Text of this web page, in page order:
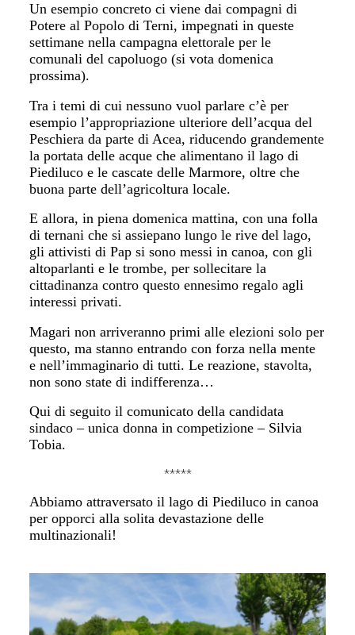
Un esempio concreto ci viene dai compagni di
Potere al Popolo di Terni, impegnati in queste
settimane nella campagna elettorale per le
comunali del capoluogo (si vota domenica
prossima).
Tra i temi di cui nessuno vuol parlare c’è per
esempio l’appropriazione ulteriore dell’acqua del
Peschiera da parte di Acea, riducendo grandemente
la portata delle acque che alimentano il lago di
Piediluco e le cascatedelle Marmore, oltre che
buona parte dell’agricoltura locale.
E allora, in piena domenica mattina, con una folla
di ternani che si assiepano lungo le rive del lago,
gli attivisti di Pap si sono messi in canoa, con gli
altoparlanti e le trombe, per sollecitare la
cittadinanza contro questo ennesimo regalo agli
interessi privati.
Magari non arriveranno primi alle elezioni solo per
questo, ma stanno entrando con forza nella mente
e nell’immaginario di tutti. Le reazione, stavolta,
non sono state di indifferenza…
Qui di seguito il comunicato della candidata
sindaco – unica donna in competizione – Silvia
Tobia.
*****
Abbiamo attraversato il lago di Piediluco in canoa
per opporci alla solita devastazione delle
multinazionali!